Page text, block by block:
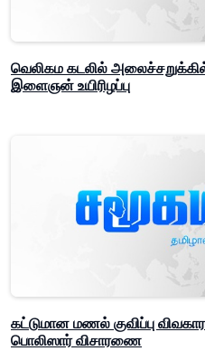
வெலிகம கடலில் அலைச்சறுக்கில்
இளைஞன் உயிரிழப்பு
கட்டுமான மணல் குவிப்பு
பொலிஸார் விசாரணை